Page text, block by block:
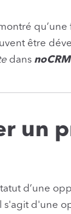
être
dans
un
d’une
s'agit d'une